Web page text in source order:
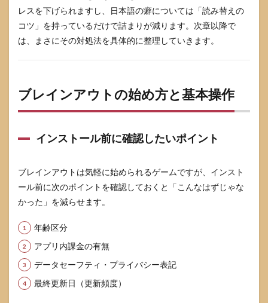
6.3
どう
して
も解
けな
えを
見る
べき
アウ
トを
気持
ちよ
リア
する
ため
に
7.1
レスを下げられますし、日本語の癖については「読み替えの
コツ」を持っているだけで詰まりが減ります。次章以降で
は、まさにその対処法を具体的に整理していきます。
ブレインアウトの始め方と基本操作
インストール前に確認したいポイント
ブレインアウトは気軽に始められるゲームですが、インスト
ール前に次のポイントを確認しておくと「こんなはずじゃな
かった」を減らせます。
年齢区分
アプリ内課金の有無
データセーフティ・プライバシー表記
最終更新日（更新頻度）